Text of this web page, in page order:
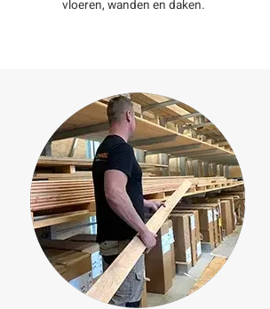
vloeren, wanden en daken.